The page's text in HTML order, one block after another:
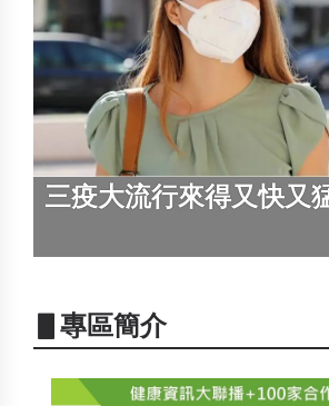
三疫大流行來得又快又
▋專區簡介